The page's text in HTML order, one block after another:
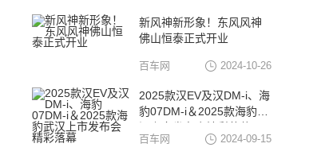
新风神新形象！东风风神
佛山恒泰正式开业
百车网 2024-10-26
2025款汉EV及汉DM-i、海
豹07DM-i＆2025款海豹武
百车网 2024-09-15